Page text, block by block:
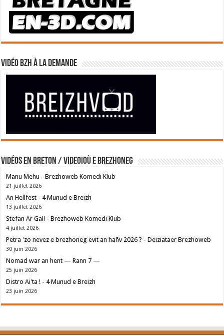
Vidéo BZH à la demande
Vidéos en breton / Videoioù e brezhoneg
Manu Mehu - Brezhoweb Komedi Klub
21 juillet 2026
An Hellfest - 4 Munud e Breizh
13 juillet 2026
Stefan Ar Gall - Brezhoweb Komedi Klub
4 juillet 2026
Petra 'zo nevez e brezhoneg evit an hañv 2026 ? - Deiziataer Brezhoweb
30 juin 2026
Nomad war an hent — Rann 7 —
25 juin 2026
Distro Ai'ta ! - 4 Munud e Breizh
23 juin 2026